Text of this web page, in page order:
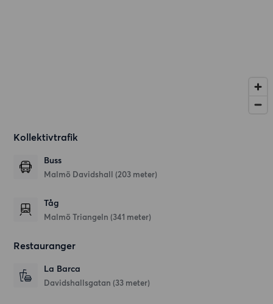
Kollektivtrafik
Buss
Malmö Davidshall (203 meter)
Tåg
Malmö Triangeln (341 meter)
Restauranger
La Barca
Davidshallsgatan (33 meter)